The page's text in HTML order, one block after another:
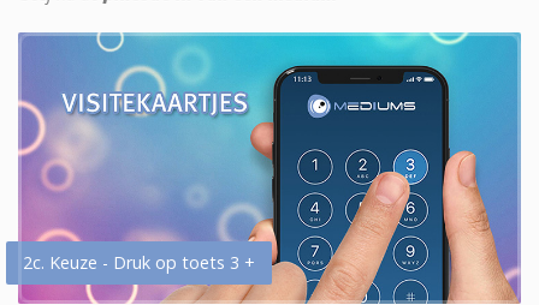
2c. Keuze - Druk op toets 3 +